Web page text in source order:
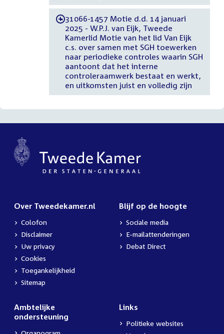
-31066-1457 Motie d.d. 14 januari
2025 - W.P.J. van Eijk, Tweede
Kamerlid Motie van het lid Van Eijk
c.s. over samen met SGH toewerken
naar periodieke controles waarin SGH
aantoont dat het interne
controleraamwerk bestaat en werkt,
en uitkomsten juist en volledig zijn
Over Tweedekamer.nl
Colofon
Disclaimer
Uw privacy
Cookies
Toegankelijkheid
Sitemap
Blijf op de hoogte
Sociale media
E-mailattenderingen
Debat Direct
Ambtelijke
ondersteuning
Links
Politieke websites